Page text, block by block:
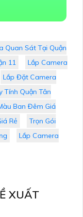
Quan Sát Tại Quận
11
Lắp Camera
Lắp Đặt Camera
Tính Quận Tân
Ban Đêm Giá
Rẻ
Trọn Gói
Lắp Camera
XUẤT